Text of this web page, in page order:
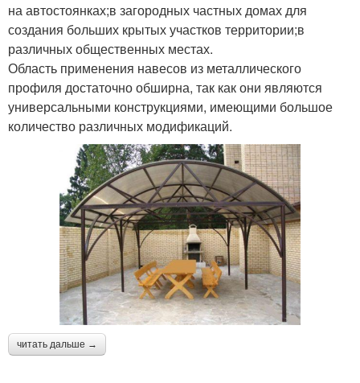
на автостоянках;в загородных частных домах для
создания больших крытых участков территории;в
различных общественных местах.
Область применения навесов из металлического
профиля достаточно обширна, так как они являются
универсальными конструкциями, имеющими большое
количество различных модификаций.
читать дальше →